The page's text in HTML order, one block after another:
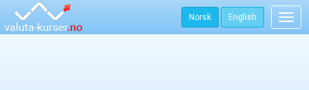
Norsk English